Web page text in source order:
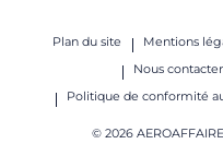
Plan du site Mentions
Nous contacter
Politique de conformité
© 2026